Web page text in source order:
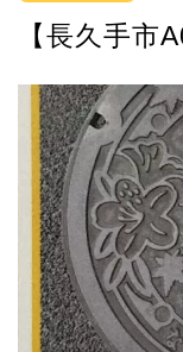
【長久手市